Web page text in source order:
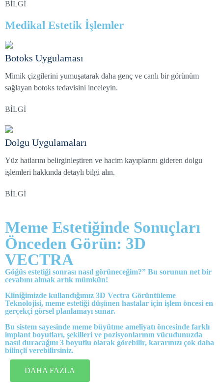
BİLGİ
Medikal Estetik İşlemler
Botoks Uygulaması
Mimik çizgilerini yumuşatarak daha genç ve canlı bir görünüm
sağlayan botoks tedavisini inceleyin.
BİLGİ
Dolgu Uygulamaları
Yüz hatlarını belirginleştiren ve hacim kayıplarını gideren dolgu
işlemleri hakkında detaylı bilgi alın.
BİLGİ
Meme Estetiğinde Sonuçları
Önceden Görün: 3D
VECTRA
Göğüs estetiği sonrası nasıl görüneceğim?” Bu sorunun net bir
cevabını almak artık mümkün!
Kliniğimizde kullandığımız 3D Vectra Görüntüleme
Teknolojisi, meme estetiği düşünen hastalar için işlem öncesi en
gerçekçi görsel planlamayı sunar.
Bu sistem sayesinde meme büyütme ameliyatı öncesinde farklı
implant boyutları, şekilleri ve pozisyonlarının vücudunuzda
nasıl duracağını 3 boyutlu olarak görebilir, kararınızı çok daha
bilinçli verebilirsiniz.
DAHA FAZLA